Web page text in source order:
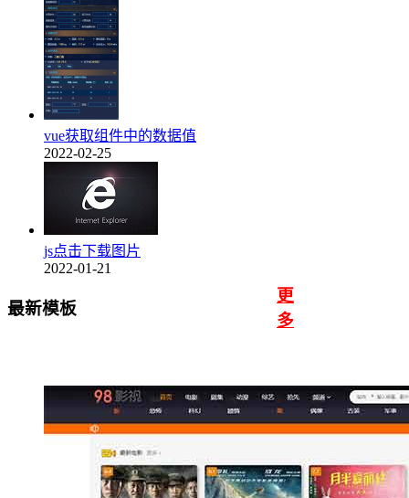
vue获取组件中的数据值
2022-02-25
js点击下载图片
2022-01-21
最新模板
更
多